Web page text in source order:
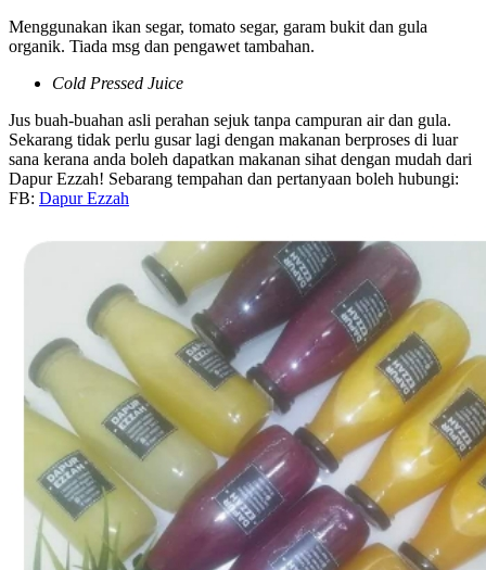
Menggunakan ikan segar, tomato segar, garam bukit dan gula
organik. Tiada msg dan pengawet tambahan.
Cold Pressed Juice
Jus buah-buahan asli perahan sejuk tanpa campuran air dan gula.
Sekarang tidak perlu gusar lagi dengan makanan berproses di luar
sana kerana anda boleh dapatkan makanan sihat dengan mudah dari
Dapur Ezzah! Sebarang tempahan dan pertanyaan boleh hubungi:
FB: Dapur Ezzah